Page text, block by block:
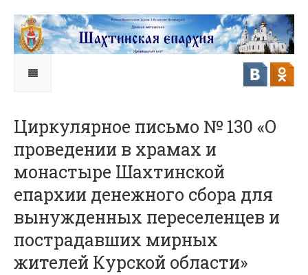
Циркулярное письмо № 130 «О
проведении в храмах и
монастыре Шахтинской
епархии денежного сбора для
вынужденных переселенцев и
пострадавших мирных
жителей Курской области»